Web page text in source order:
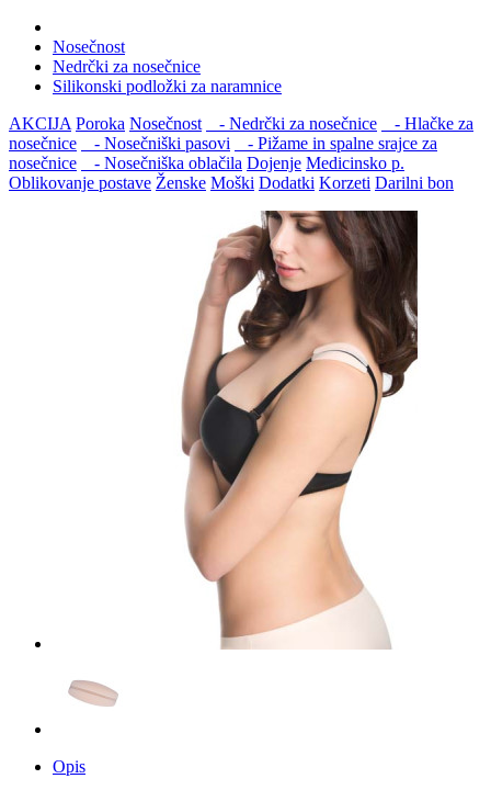
Nosečnost
Nedrčki za nosečnice
Silikonski podložki za naramnice
AKCIJA Poroka Nosečnost - Nedrčki za nosečnice
- Hlačke za
nosečnice
- Nosečniški pasovi
- Pižame in spalne srajce za
nosečnice
- Nosečniška oblačila Dojenje Medicinsko p.
Oblikovanje postave Ženske Moški Dodatki Korzeti Darilni bon
Opis